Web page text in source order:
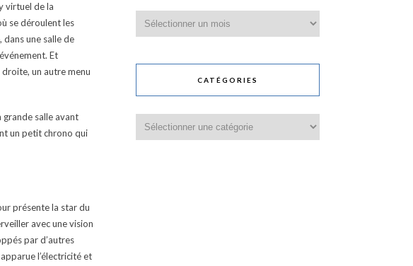
virtuel de la
se déroulent les
dans une salle de
Et
un autre menu
grande salle avant
un petit chrono qui
présente la star du
avec une vision
par d’autres
l’électricité et
CATÉGORIES